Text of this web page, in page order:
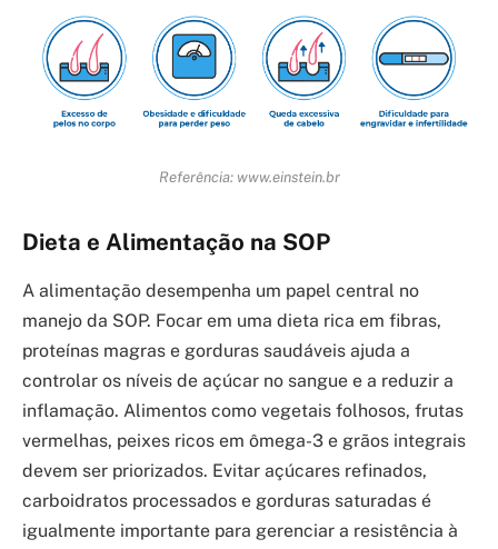
Referência: www.einstein.br
Dieta e Alimentação na SOP
A alimentação desempenha um papel central no
manejo da SOP. Focar em uma dieta rica em fibras,
proteínas magras e gorduras saudáveis ajuda a
controlar os níveis de açúcar no sangue e a reduzir a
inflamação. Alimentos como vegetais folhosos, frutas
vermelhas, peixes ricos em ômega-3 e grãos integrais
devem ser priorizados. Evitar açúcares refinados,
carboidratos processados e gorduras saturadas é
igualmente importante para gerenciar a resistência à